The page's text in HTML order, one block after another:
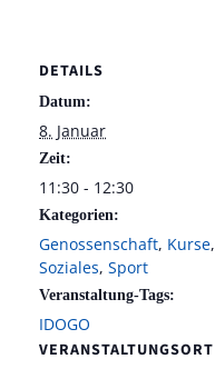
DETAILS
Datum:
8. Januar
Zeit:
11:30 - 12:30
Kategorien:
Genossenschaft, Kurse,
Soziales, Sport
Veranstaltung-Tags:
IDOGO
VERANSTALTUNGSORT